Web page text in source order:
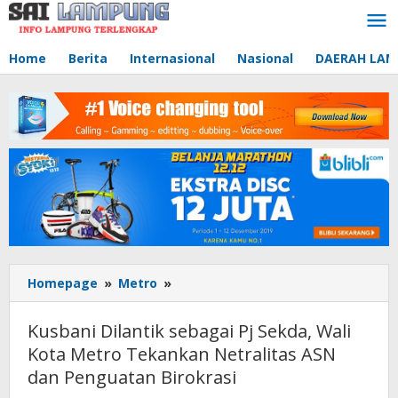
Lewati
Home Berita Internasional Nasional DAERAH
Homepage » Metro »
Dilantik
sebagai
Pj
Sekda,
Wali
Kusbani Dilantik sebagai Pj Sekda, Wali
Kota Metro Tekankan Netralitas ASN
dan Penguatan Birokrasi